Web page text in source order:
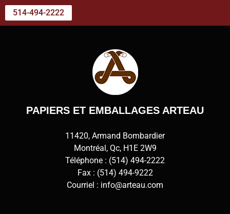
514-494-2222
PAPIERS ET EMBALLAGES ARTEAU
11420, Armand Bombardier
Montréal, Qc, H1E 2W9
Téléphone : (514) 494-2222
Fax : (514) 494-9222
Courriel : info@arteau.com